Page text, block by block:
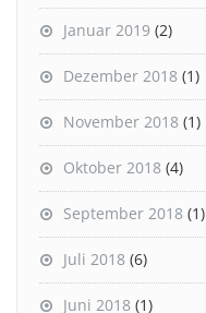
Januar 2019 (2)
Dezember 2018 (1)
November 2018 (1)
Oktober 2018 (4)
September 2018 (1)
Juli 2018 (6)
Juni 2018 (1)